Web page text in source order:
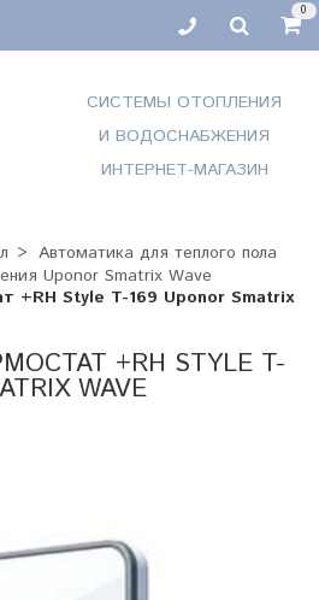
0
СИСТЕМЫ ОТОПЛЕНИЯ
И ВОДОСНАБЖЕНИЯ
ИНТЕРНЕТ-МАГАЗИН
Автоматика для теплого пола
Uponor Smatrix Wave
+RH Style T-169 Uponor Smatrix
+RH STYLE T-
WAVE